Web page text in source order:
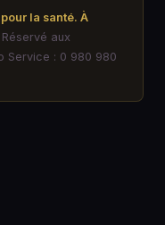
la santé. À
Réservé aux
Service : 0 980 980